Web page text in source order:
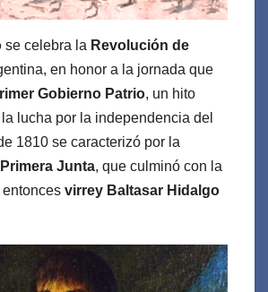
se celebra la Revolución de
en honor a la jornada que
Gobierno Patrio, un hito
lucha por la independencia del
1810 se caracterizó por la
Primera Junta, que culminó con la
virrey Baltasar Hidalgo